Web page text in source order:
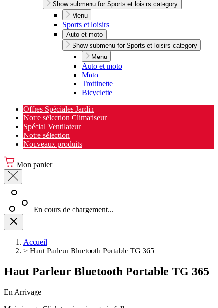
Show submenu for Sports et loisirs category
Menu
Sports et loisirs
Auto et moto
Show submenu for Sports et loisirs category
Menu
Auto et moto
Moto
Trottinette
Bicyclette
Offres Spéciales Jardin
Notre sélection Climatiseur
Spécial Ventilateur
Notre sélection
Nouveaux produits
Mon panier
En cours de chargement...
Accueil
> Haut Parleur Bluetooth Portable TG 365
Haut Parleur Bluetooth Portable TG 365
En Arrivage